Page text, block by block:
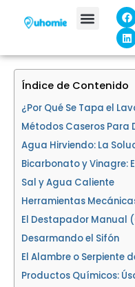
F
a
c
e
b
o
o
k
L
i
n
k
e
d
i
n
Índice de Contenido
¿Por Qué Se Tapa el
Métodos Caseros
Agua Hirviendo: La
Bicarbonato y Vinagre:
Sal y Agua Caliente
Herramientas
El Destapador Manual
Desarmando el Sifón
El Alambre o Serpiente
Productos Químicos: